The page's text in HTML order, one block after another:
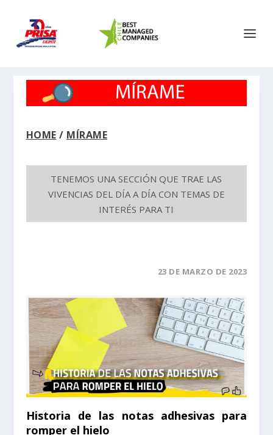
HOME / MÍRAME
TENEMOS UNA SECCIÓN QUE TRAE LAS
VIVENCIAS DEL DÍA A DÍA CON TEMAS DE
INTERÉS PARA TI
23 DE MARZO DE 2023
Historia de las notas adhesivas para
romper el hielo